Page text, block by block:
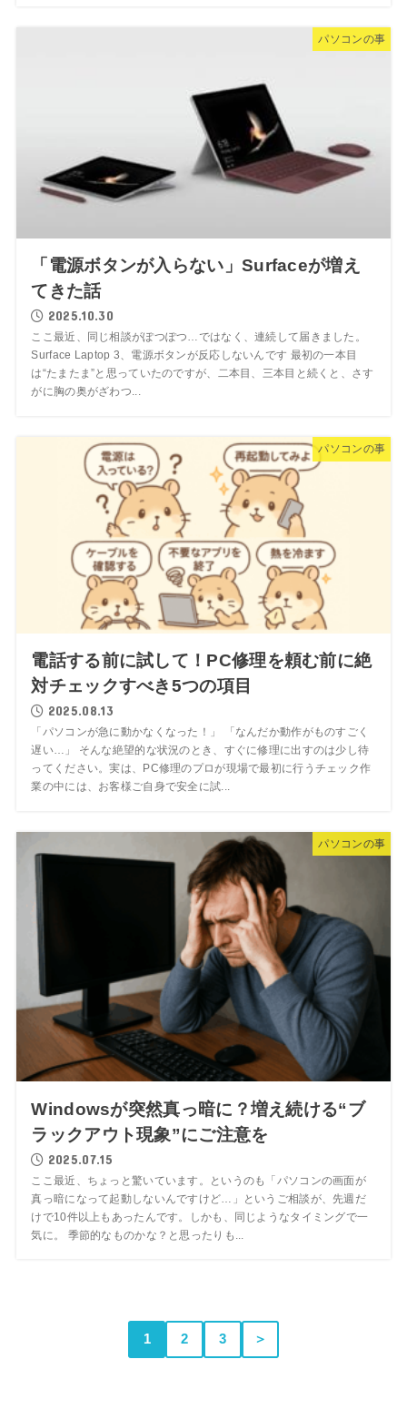
パソコンの事
「電源ボタンが入らない」Surfaceが増え
てきた話
2025.10.30
ここ最近、同じ相談がぽつぽつ…ではなく、連続して届きました。
Surface Laptop 3、電源ボタンが反応しないんです 最初の一本目
は“たまたま”と思っていたのですが、二本目、三本目と続くと、さす
がに胸の奥がざわつ...
パソコンの事
電話する前に試して！PC修理を頼む前に絶
対チェックすべき5つの項目
2025.08.13
「パソコンが急に動かなくなった！」 「なんだか動作がものすごく
遅い…」 そんな絶望的な状況のとき、すぐに修理に出すのは少し待
ってください。実は、PC修理のプロが現場で最初に行うチェック作
業の中には、お客様ご自身で安全に試...
パソコンの事
Windowsが突然真っ暗に？増え続ける“ブ
ラックアウト現象”にご注意を
2025.07.15
ここ最近、ちょっと驚いています。というのも「パソコンの画面が
真っ暗になって起動しないんですけど…」というご相談が、先週だ
けで10件以上もあったんです。しかも、同じようなタイミングで一
気に。 季節的なものかな？と思ったりも...
1 2 3 ＞